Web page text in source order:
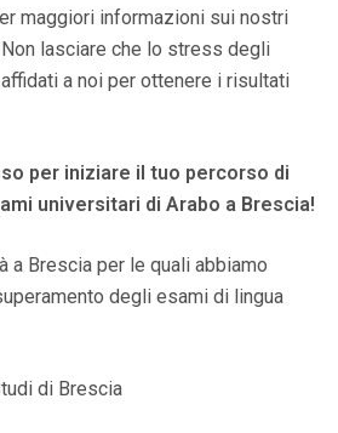
maggiori informazioni sui nostri
lasciare che lo stress degli
a noi per ottenere i risultati
per iniziare il tuo percorso di
universitari di Arabo a Brescia!
a Brescia per le quali abbiamo
degli esami di lingua
di Brescia